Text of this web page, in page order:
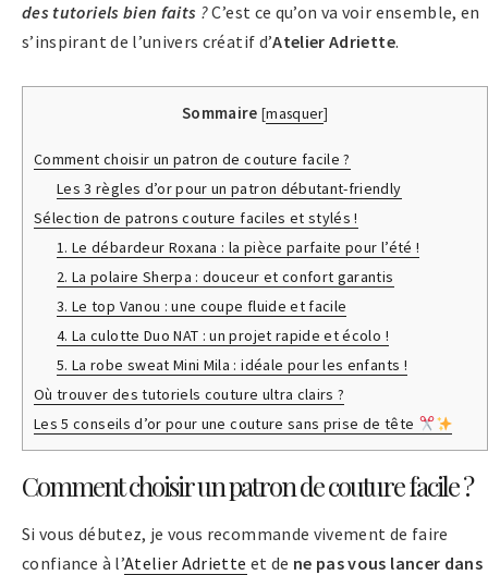
des tutoriels bien faits ?C’est ce qu’on va voir ensemble, en
s’inspirant de l’univers créatif d’Atelier Adriette​.
Sommaire [masquer]
Comment choisir un patron de couture facile ?
Les 3 règles d’or pour un patron débutant-friendly
Sélection de patrons couture faciles et stylés !
1. Le débardeur Roxana : la pièce parfaite pour l’été !
2. La polaire Sherpa : douceur et confort garantis
3. Le top Vanou : une coupe fluide et facile
4. La culotte Duo NAT : un projet rapide et écolo !
5. La robe sweat Mini Mila : idéale pour les enfants !
Où trouver des tutoriels couture ultra clairs ?
Les 5 conseils d’or pour une couture sans prise de tête
Comment choisir un patron de couture facile ?
Si vous débutez, je vous recommande vivement de faire
confiance à l’Atelier Adriette et de ne pas vous lancer dans